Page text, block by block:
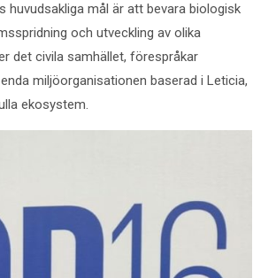
mål är att bevara biologisk
och utveckling av olika
det civila samhället, förespråkar
miljöorganisationen baserad i Leticia,
ekosystem.